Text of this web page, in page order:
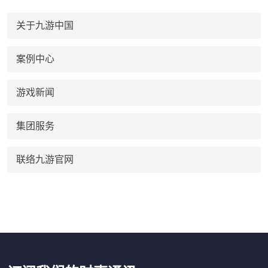
关于九游中国
案例中心
游戏新闻
集团服务
联络九游官网